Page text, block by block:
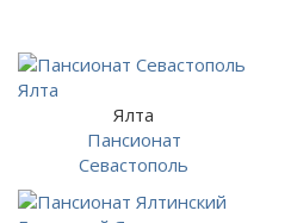
Ялта
Пансионат
Севастополь